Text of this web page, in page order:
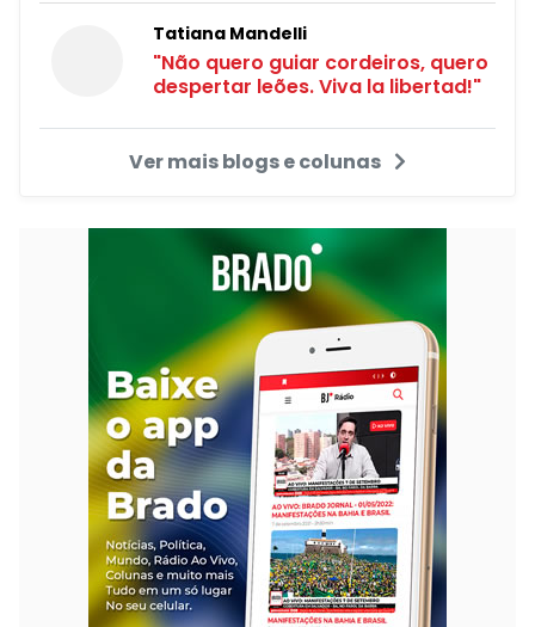
Tatiana Mandelli
"Não quero guiar cordeiros, quero
despertar leões. Viva la libertad!"
Ver mais blogs e colunas